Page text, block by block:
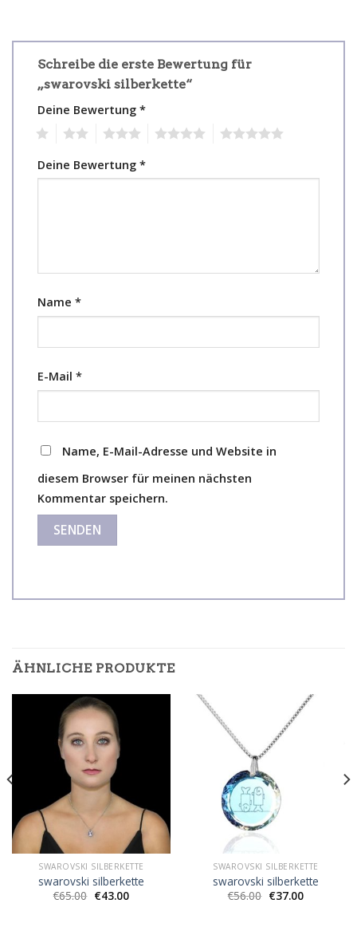
Schreibe die erste Bewertung für
„swarovski silberkette“
Deine Bewertung *
Deine Bewertung *
Name *
E-Mail *
Name, E-Mail-Adresse und Website in
diesem Browser für meinen nächsten
Kommentar speichern.
ÄHNLICHE PRODUKTE
SWAROVSKI SILBERKETTE
swarovski silberkette
€65.00 €43.00
SWAROVSKI SILBERKETTE
swarovski silberkette
€56.00 €37.00